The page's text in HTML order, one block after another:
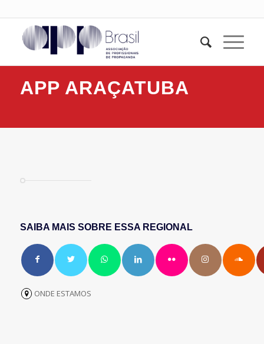
APP ARAÇATUBA
SAIBA MAIS SOBRE ESSA REGIONAL
ONDE ESTAMOS